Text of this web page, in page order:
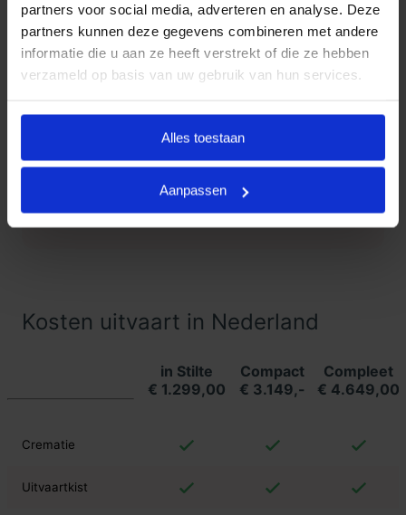
partners voor social media, adverteren en analyse. Deze
partners kunnen deze gegevens combineren met andere
informatie die u aan ze heeft verstrekt of die ze hebben
verzameld op basis van uw gebruik van hun services.
Alles toestaan
Aanpassen
Klanten Vertellen
Goedkope Uitvaart24, onderdeel
met met meer dan 1400
Vertellen
Kosten uitvaart in Nederland
in Stilte
€ 1.299,00
Compact
€ 3.149,-
Compleet
€ 4.649,00
Crematie
Uitvaartkist